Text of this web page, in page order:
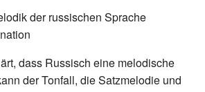
der russischen Sprache
dass Russisch eine melodische
der Tonfall, die Satzmelodie und